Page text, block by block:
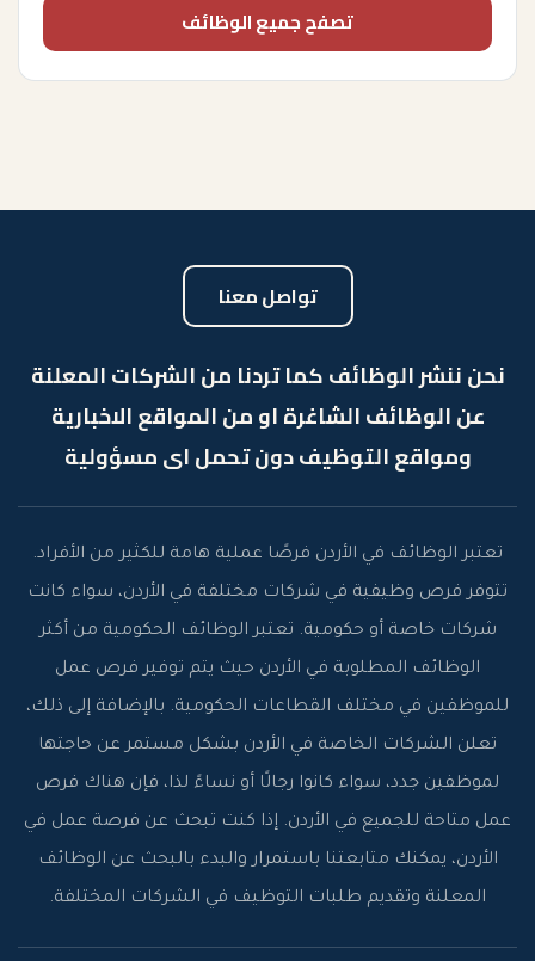
تصفح جميع الوظائف
تواصل معنا
نحن ننشر الوظائف كما تردنا من الشركات المعلنة
عن الوظائف الشاغرة او من المواقع الاخبارية
ومواقع التوظيف دون تحمل اى مسؤولية
تعتبر الوظائف في الأردن فرصًا عملية هامة للكثير من الأفراد.
تتوفر فرص وظيفية في شركات مختلفة في الأردن، سواء كانت
شركات خاصة أو حكومية. تعتبر الوظائف الحكومية من أكثر
الوظائف المطلوبة في الأردن حيث يتم توفير فرص عمل
للموظفين في مختلف القطاعات الحكومية. بالإضافة إلى ذلك،
تعلن الشركات الخاصة في الأردن بشكل مستمر عن حاجتها
لموظفين جدد، سواء كانوا رجالًا أو نساءً لذا، فإن هناك فرص
عمل متاحة للجميع في الأردن. إذا كنت تبحث عن فرصة عمل في
الأردن، يمكنك متابعتنا باستمرار والبدء بالبحث عن الوظائف
المعلنة وتقديم طلبات التوظيف في الشركات المختلفة.